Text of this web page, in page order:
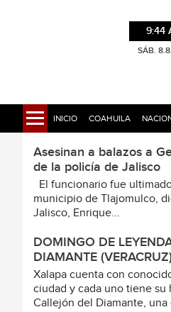
9:44
SÁB.
INICIO COAHUILA
Asesinan a balazos a
de la policía de Jalisco
El funcionario fue
municipio de Tlajomulco,
Jalisco, Enrique...
DOMINGO DE
DIAMANTE
Xalapa cuenta con
ciudad y cada uno tiene su
Callejón del Diamante, una